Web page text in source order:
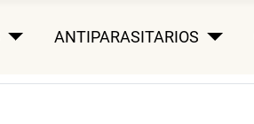
ANTIPARASITARIOS